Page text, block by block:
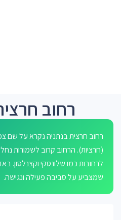
רחוב
רחוב חרצית בנתניה נקרא על
(חרציות). הרחוב קרוב לשמורות נחל
שמצביע על סביבה פעילה ונגישה.